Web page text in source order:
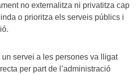
no externalitza ni privatitza cap
o prioritza els serveis públics i
servei a les persones va lligat
per part de l’administració